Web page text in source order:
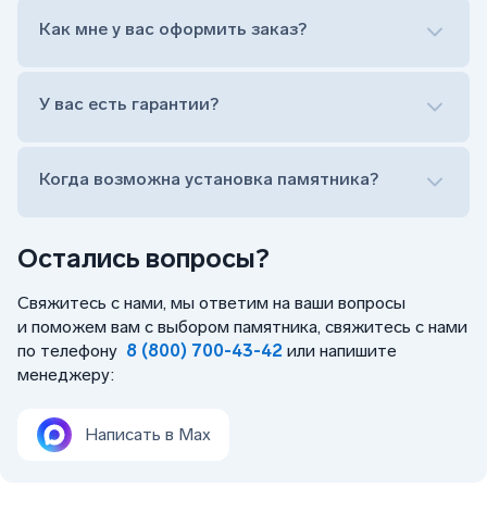
Остались вопросы?
Свяжитесь с нами, мы ответим на ваши вопросы
и поможем вам с выбором памятника, свяжитесь с нами
по телефону 8 (800) 700-43-42 или напишите
менеджеру:
Написать в Max
Оформить заказ удаленно (online)
Заказать бесплатный выезд менеджера на дом
Оформить заказ удаленно (online)
Заказать бесплатный выезд менеджера на дом
Как мне у вас оформить заказ?
У вас есть гарантии?
Когда возможна установка памятника?